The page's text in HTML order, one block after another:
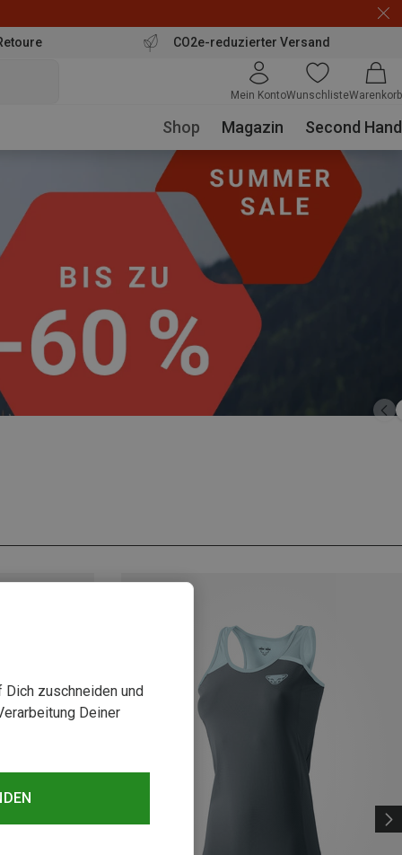
CO2e-reduzierter Versand
Mein KontoWunschlisteWarenkorb
Shop Magazin Second Hand
zuschneiden und
Deiner